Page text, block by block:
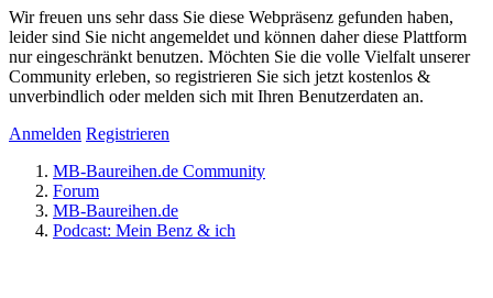
Wir freuen uns sehr dass Sie diese Webpräsenz gefunden haben,
leider sind Sie nicht angemeldet und können daher diese Plattform
nur eingeschränkt benutzen. Möchten Sie die volle Vielfalt unserer
Community erleben, so registrieren Sie sich jetzt kostenlos &
unverbindlich oder melden sich mit Ihren Benutzerdaten an.
Anmelden Registrieren
MB-Baureihen.de Community
Forum
MB-Baureihen.de
Podcast: Mein Benz & ich